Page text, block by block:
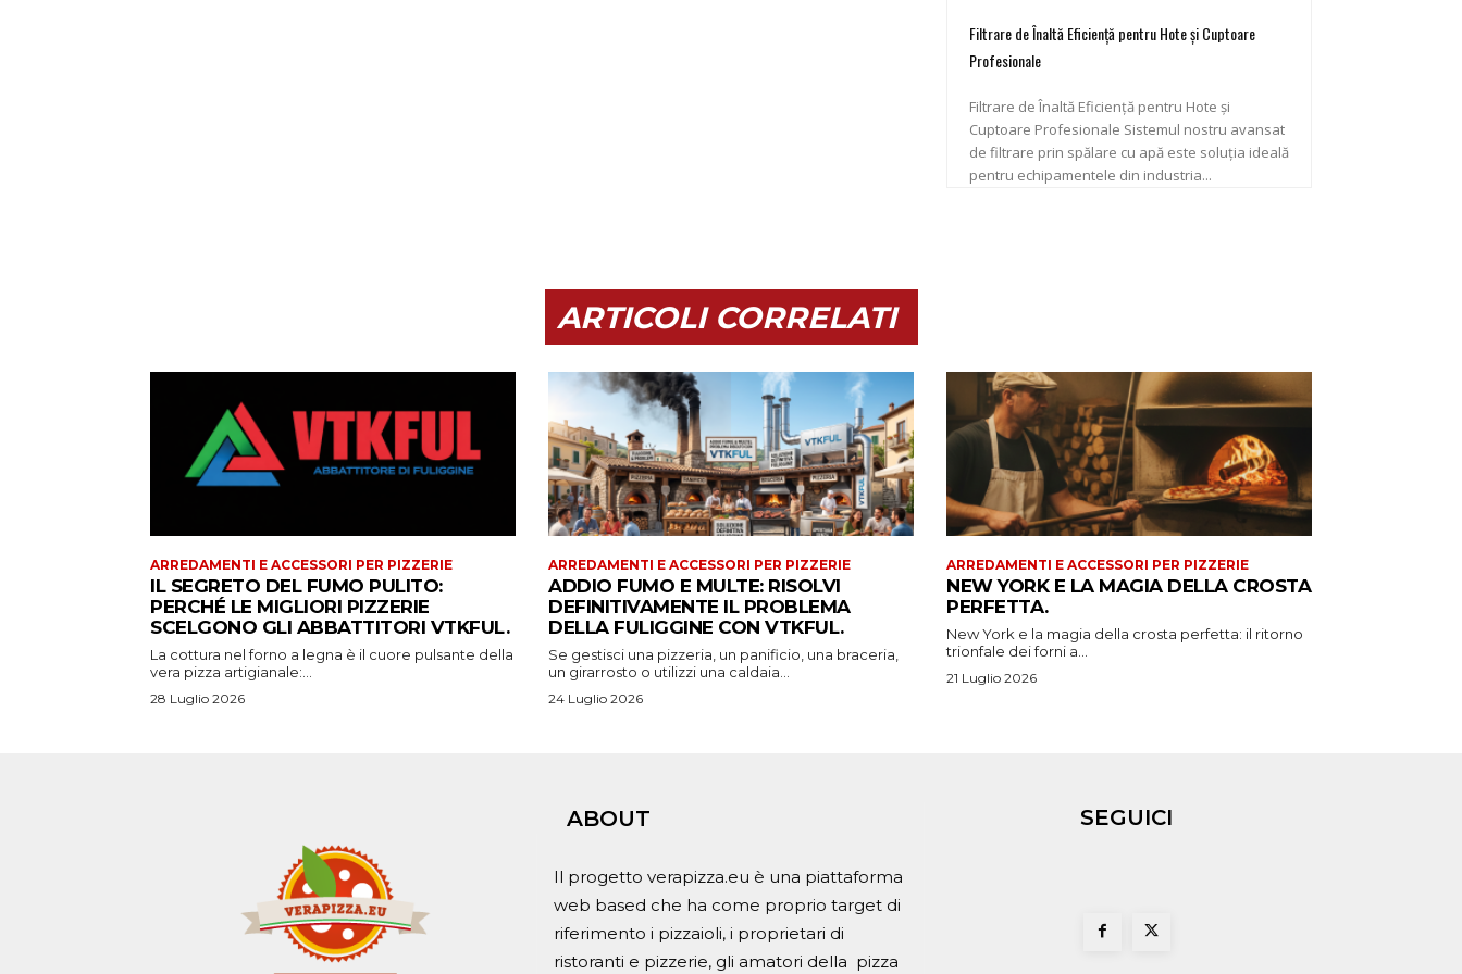
Filtrare de Înaltă Eficiență pentru Hote și Cuptoare
Profesionale
Filtrare de Înaltă Eficiență pentru Hote și
Cuptoare Profesionale Sistemul nostru avansat
de filtrare prin spălare cu apă este soluția ideală
pentru echipamentele din industria...
ARTICOLI CORRELATI
ARREDAMENTI E ACCESSORI PER PIZZERIE
IL SEGRETO DEL FUMO PULITO:
PERCHÉ LE MIGLIORI PIZZERIE
SCELGONO GLI ABBATTITORI VTKFUL.
La cottura nel forno a legna è il cuore pulsante della
vera pizza artigianale:...
28 Luglio 2026
ARREDAMENTI E ACCESSORI PER PIZZERIE
ADDIO FUMO E MULTE: RISOLVI
DEFINITIVAMENTE IL PROBLEMA
DELLA FULIGGINE CON VTKFUL.
Se gestisci una pizzeria, un panificio, una braceria,
un girarrosto o utilizzi una caldaia...
24 Luglio 2026
ARREDAMENTI E ACCESSORI PER PIZZERIE
NEW YORK E LA MAGIA DELLA CROSTA
PERFETTA.
New York e la magia della crosta perfetta: il ritorno
trionfale dei forni a...
21 Luglio 2026
ABOUT
Il progetto verapizza.eu è una piattaforma
web based che ha come proprio target di
riferimento i pizzaioli, i proprietari di
ristoranti e pizzerie, gli amatori della pizza
SEGUICI